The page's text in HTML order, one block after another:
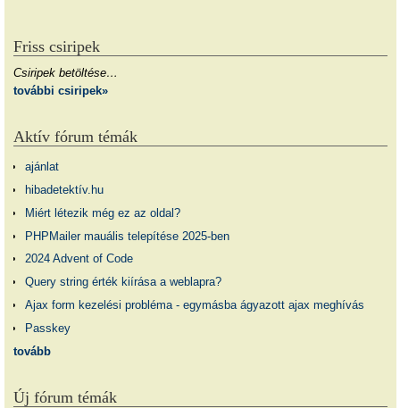
Friss csiripek
Csiripek betöltése…
további csiripek»
Aktív fórum témák
ajánlat
hibadetektív.hu
Miért létezik még ez az oldal?
PHPMailer mauális telepítése 2025-ben
2024 Advent of Code
Query string érték kiírása a weblapra?
Ajax form kezelési probléma - egymásba ágyazott ajax meghívás
Passkey
tovább
Új fórum témák